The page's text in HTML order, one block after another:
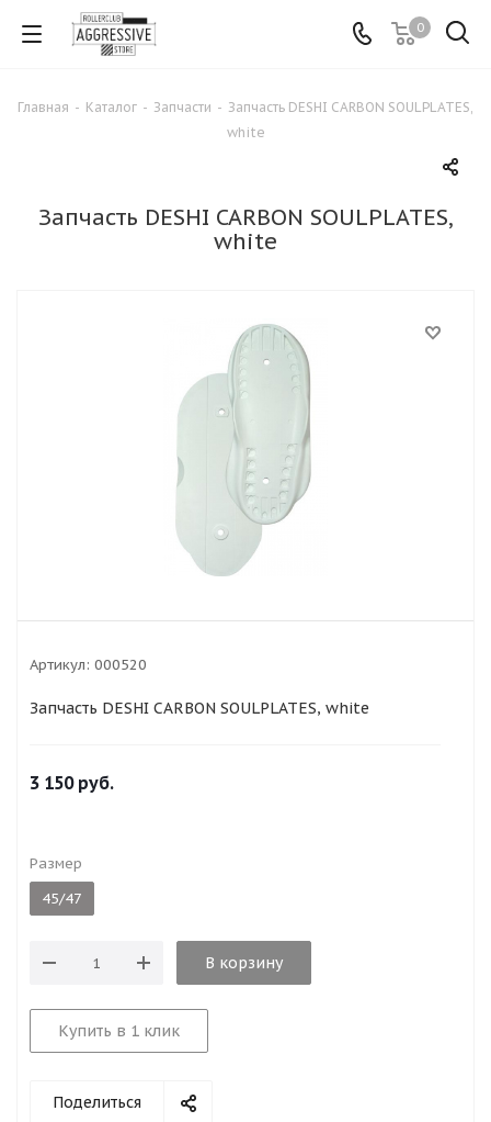
0
Главная - Каталог - Запчасти - Запчасть DESHI CARBON SOULPLATES,
white
Запчасть DESHI CARBON SOULPLATES,
white
Артикул: 000520
Запчасть DESHI CARBON SOULPLATES, white
3 150руб.
Размер
45/47
В корзину
Купить в 1 клик
Поделиться